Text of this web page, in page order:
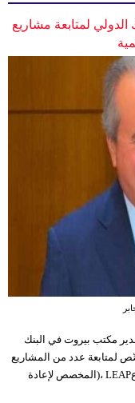
أخبار
إعلام
أبراج
الدولي لمتابعة مشاريع
مكتب بيروت في البنك
لمتابعة عدد من المشاريع
قيد التنفيذ، وجرى التركيز بشكل خاص على مشروعLEAP ،(المخصص لإعادة